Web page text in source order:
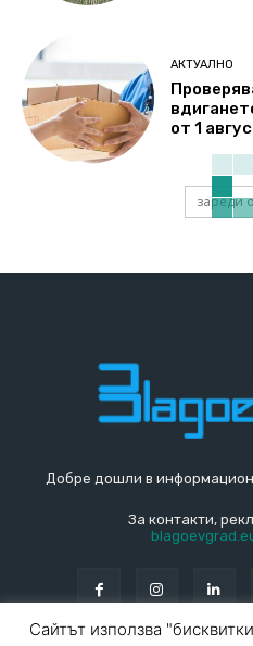
АКТУАЛНО
от 1
зареди
Добре дошли в
За контакти,
Сайтът използва